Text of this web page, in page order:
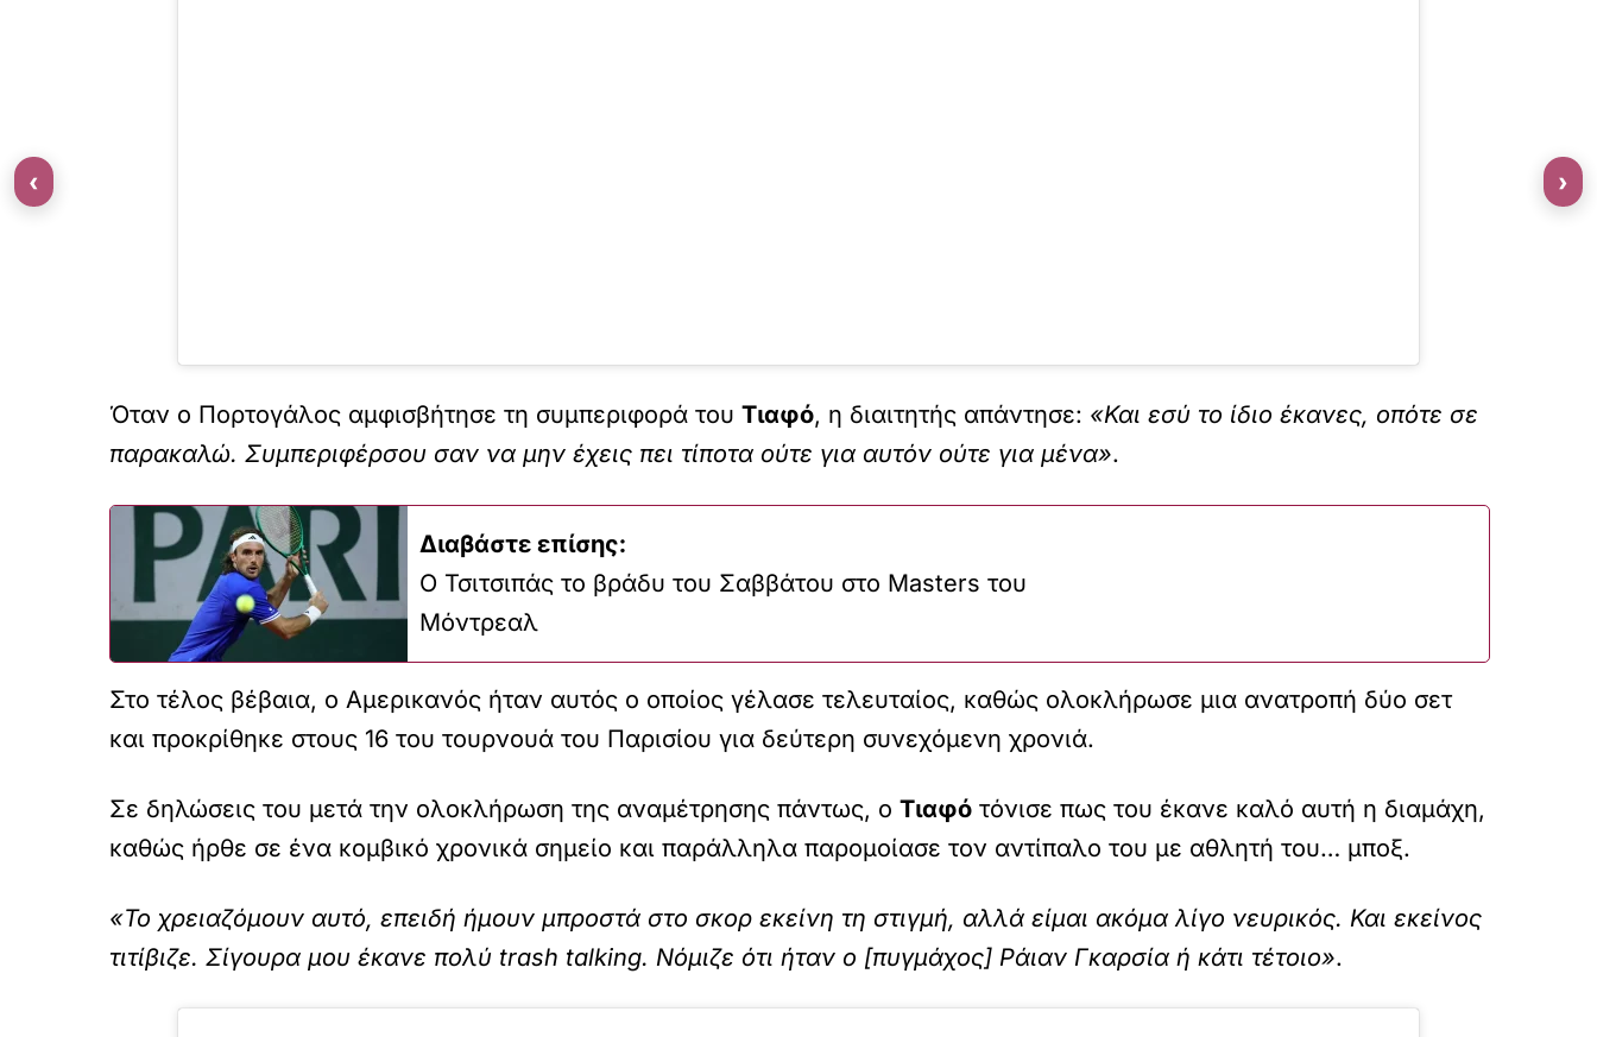
Όταν ο Πορτογάλος αμφισβήτησε τη συμπεριφορά του Τιαφό, η διαιτητής απάντησε: «Και εσύ το ίδιο έκανες, οπότε σε
παρακαλώ. Συμπεριφέρσου σαν να μην έχεις πει τίποτα ούτε για αυτόν ούτε για μένα».
Διαβάστε επίσης:
Ο Τσιτσιπάς το βράδυ του Σαββάτου στο Masters του
Μόντρεαλ
Στο τέλος βέβαια, ο Αμερικανός ήταν αυτός ο οποίος γέλασε τελευταίος, καθώς ολοκλήρωσε μια ανατροπή δύο σετ
και προκρίθηκε στους 16 του τουρνουά του Παρισίου για δεύτερη συνεχόμενη χρονιά.
Σε δηλώσεις του μετά την ολοκλήρωση της αναμέτρησης πάντως, ο Τιαφό τόνισε πως του έκανε καλό αυτή η διαμάχη,
καθώς ήρθε σε ένα κομβικό χρονικά σημείο και παράλληλα παρομοίασε τον αντίπαλο του με αθλητή του… μποξ.
«Το χρειαζόμουν αυτό, επειδή ήμουν μπροστά στο σκορ εκείνη τη στιγμή, αλλά είμαι ακόμα λίγο νευρικός. Και εκείνος
τιτίβιζε. Σίγουρα μου έκανε πολύ trash talking. Νόμιζε ότι ήταν ο [πυγμάχος] Ράιαν Γκαρσία ή κάτι τέτοιο».
‹ ›